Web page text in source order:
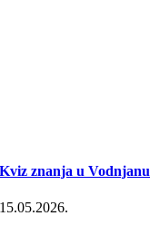
Kviz znanja u Vodnjanu
15.05.2026.